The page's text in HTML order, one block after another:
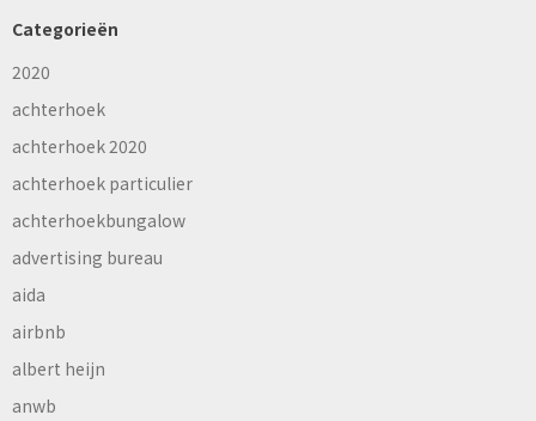
Categorieën
2020
achterhoek
achterhoek 2020
achterhoek particulier
achterhoekbungalow
advertising bureau
aida
airbnb
albert heijn
anwb